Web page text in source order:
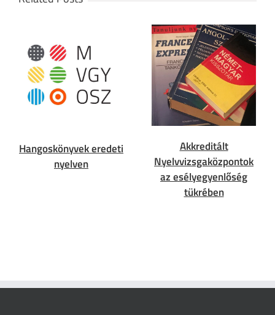
Hangoskönyvek eredeti
nyelven
Akkreditált
Nyelvvizsgaközpontok
az esélyegyenlőség
tükrében